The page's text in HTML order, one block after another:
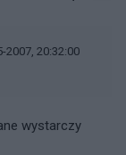
2007, 20:32:00
wystarczy